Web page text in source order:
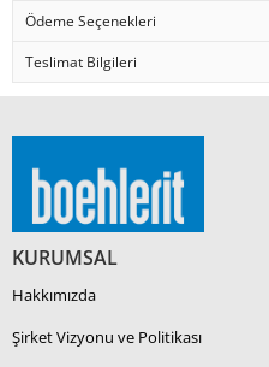
Ödeme Seçenekleri
Teslimat Bilgileri
KURUMSAL
Hakkımızda
Şirket Vizyonu ve Politikası